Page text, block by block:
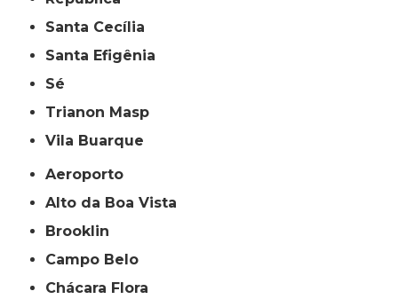
Santa Cecília
Santa Efigênia
Sé
Trianon Masp
Vila Buarque
Aeroporto
Alto da Boa Vista
Brooklin
Campo Belo
Chácara Flora